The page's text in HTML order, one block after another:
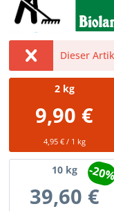
Dieser
2kg
9,90 €
4,95 € / 1 kg
10kg
39,60 €
-